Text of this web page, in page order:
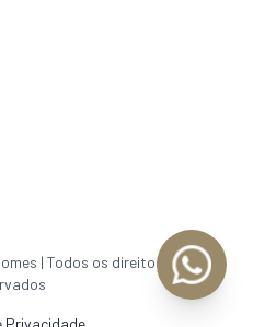
| Todos os direitos
Privacidade